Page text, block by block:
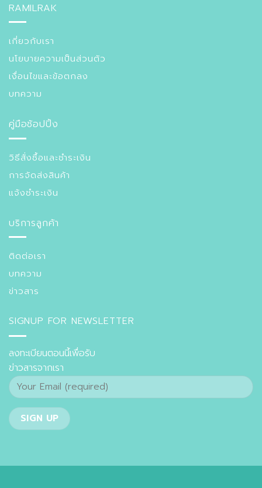
RAMILRAK
เกี่ยวกับเรา
นโยบายความเป็นส่วนตัว
เงื่อนไขและข้อตกลง
บทความ
คู่มือช้อปปิ้ง
วิธีสั่งซื้อและชำระเงิน
การจัดส่งสินค้า
แจ้งชำระเงิน
บริการลูกค้า
ติดต่อเรา
บทความ
ข่าวสาร
SIGNUP FOR NEWSLETTER
ลงทะเบียนตอนนี้เพื่อรับ
ข่าวสารจากเรา